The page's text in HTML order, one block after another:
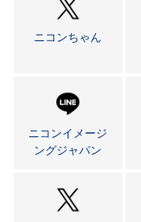
ニコンちゃん
ニコンイメージ
ングジャパン